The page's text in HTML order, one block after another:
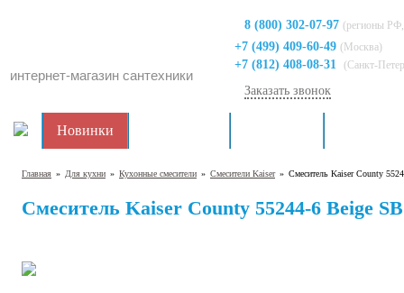
интернет-магазин сантехники
8 (800) 302-07-97 (регионы
+7 (499) 409-60-49 (Москва)
+7 (812) 408-08-31 (Санкт-
Заказать звонок
Новинки
Главная » Для кухни » Кухонные смесители » Смесители Kaiser » Смеситель Kaiser County
Смеситель Kaiser County 55244-6 Beige